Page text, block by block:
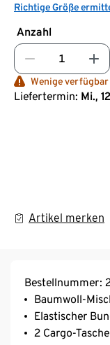
Richtige Größe
Anzahl
Wenige verfügbar
Liefertermin: Mi.,
Artikel merken
Bestellnummer:
Baumwoll-
Elastischer
2 Cargo-